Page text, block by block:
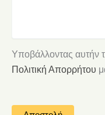
Υποβάλλοντας αυτήν
Πολιτική Απορρήτου